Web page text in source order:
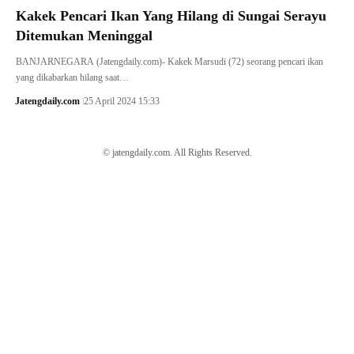
Kakek Pencari Ikan Yang Hilang di Sungai Serayu
Ditemukan Meninggal
BANJARNEGARA (Jatengdaily.com)- Kakek Marsudi (72) seorang pencari ikan
yang dikabarkan hilang saat…
Jatengdaily.com 25 April 2024 15:33
© jatengdaily.com. All Rights Reserved.